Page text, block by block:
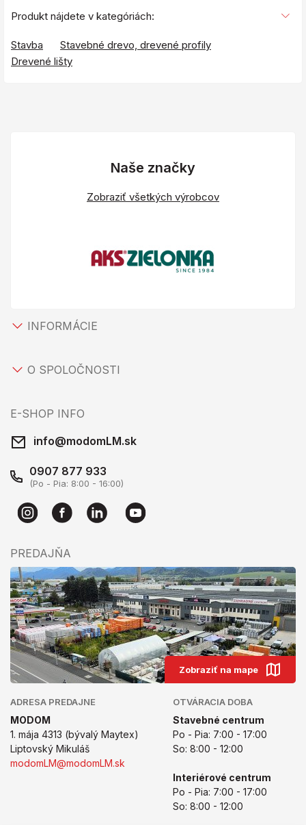
Produkt nájdete v kategóriách:
Stavba
Stavebné drevo, drevené profily
Drevené lišty
Naše značky
Zobraziť všetkých výrobcov
INFORMÁCIE
O SPOLOČNOSTI
E-SHOP INFO
info@modomLM.sk
0907 877 933
(Po - Pia: 8:00 - 16:00)
PREDAJŇA
Zobraziť na mape
ADRESA PREDAJNE
MODOM
1. mája 4313 (bývalý Maytex)
Liptovský Mikuláš
modomLM@modomLM.sk
OTVÁRACIA DOBA
Stavebné centrum
Po - Pia: 7:00 - 17:00
So: 8:00 - 12:00
Interiérové centrum
Po - Pia: 7:00 - 17:00
So: 8:00 - 12:00